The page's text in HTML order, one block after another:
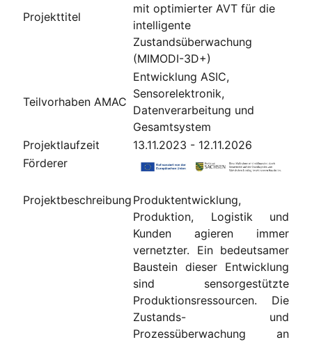
Projekttitel
mit optimierter AVT für die
intelligente
Zustandsüberwachung
(MIMODI-3D+)
Teilvorhaben AMAC
Entwicklung ASIC,
Sensorelektronik,
Datenverarbeitung und
Gesamtsystem
Projektlaufzeit
13.11.2023 - 12.11.2026
Förderer
Projektbeschreibung Produktentwicklung,
Produktion, Logistik und
Kunden agieren immer
vernetzter. Ein bedeutsamer
Baustein dieser Entwicklung
sind sensorgestützte
Produktionsressourcen. Die
Zustands- und
Prozessüberwachung an